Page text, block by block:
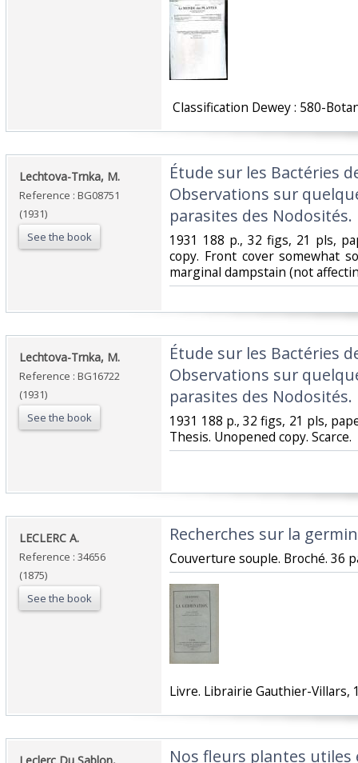
Classification Dewey : 580-
‎Lechtova-Trnka, M.‎
Reference : BG08751
(1931)
See the book
‎Étude sur les Bactéries
Observations sur
parasites des Nodosités.‎
‎1931 188 p., 32 figs, 21 pls,
copy. Front cover somewhat
marginal dampstain (not
‎Lechtova-Trnka, M.‎
Reference : BG16722
(1931)
See the book
‎Étude sur les Bactéries
Observations sur
parasites des Nodosités.‎
‎1931 188 p., 32 figs, 21 pls,
Thesis. Unopened copy. Scarce.‎
‎LECLERC A. ‎
Reference : 34656
(1875)
See the book
‎Recherches sur la
‎Couverture souple. Broché. 36
‎Livre. Librairie Gauthier-Villars,
‎Nos fleurs plantes utiles